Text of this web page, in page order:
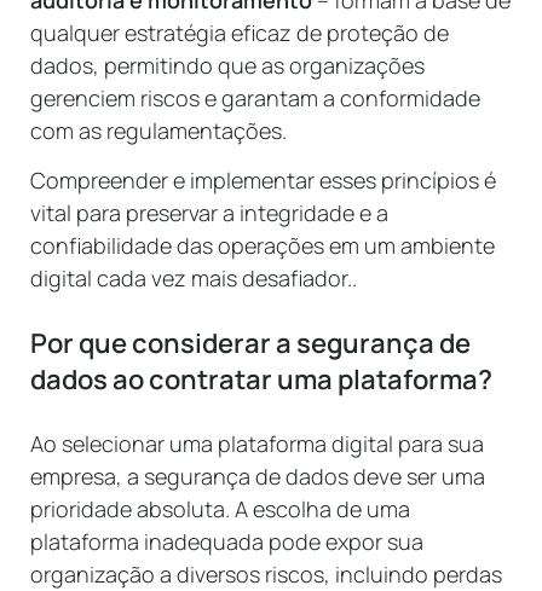
qualquer estratégia eficaz de proteção de
dados, permitindo que as organizações
gerenciem riscos e garantam a conformidade
com as regulamentações.
Compreender e implementar esses princípios é
vital para preservar a integridade e a
confiabilidade das operações em um ambiente
digital cada vez mais desafiador..
Por que considerar a segurança de
dados ao contratar uma plataforma?
Ao selecionar uma plataforma digital para sua
empresa, a segurança de dados deve ser uma
prioridade absoluta. A escolha de uma
plataforma inadequada pode expor sua
organização a diversos riscos, incluindo perdas